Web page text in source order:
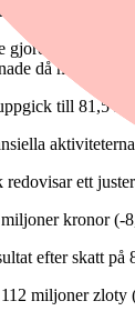
86,1 miljoner
gjorde en riktad
då med att
till 81,5
redovisar ett
kronor (-
efter skatt
miljoner zloty